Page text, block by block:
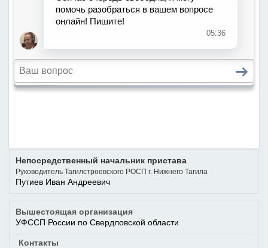
Непосредственный начальник пристава
Руководитель Тагилстроевского РОСП г. Нижнего Тагила
Путиев Иван Андреевич
Вышестоящая организация
УФССП России по Свердловской области
Контакты